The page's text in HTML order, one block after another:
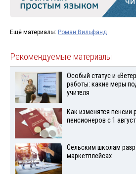
Ещё материалы: Роман Вильфанд
Рекомендуемые материалы
Особый статус и
работы: какие меры
учителя
Как изменятся
пенсионеров с 1
Сельским школам
маркетплейсах